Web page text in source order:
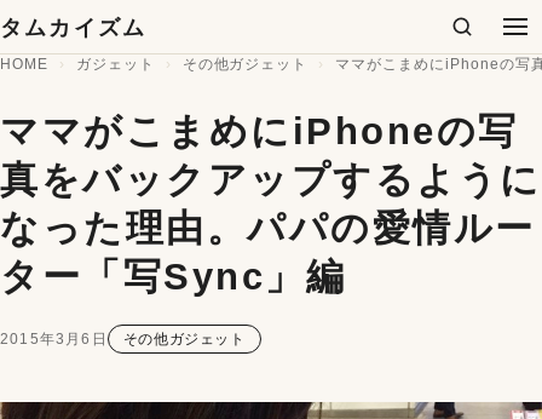
コンテンツへスキップ
タムカイズム 検索 メ
HOME ガジェット その他ガジェット ママがこまめにiPhoneの写
ママがこまめにiPhoneの写
真をバックアップするように
なった理由。パパの愛情ルー
ター「写Sync」編
2015年3月6日 その他ガジェット